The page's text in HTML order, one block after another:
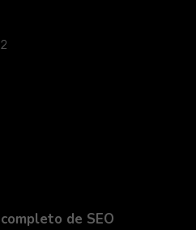
de SEO